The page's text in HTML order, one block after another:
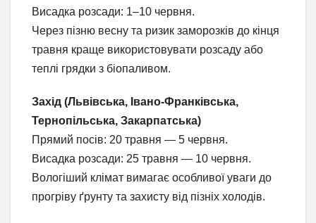
Висадка розсади: 1–10 червня.
Через пізню весну та ризик заморозків до кінця
травня краще використовувати розсаду або
теплі грядки з біопаливом.
Захід (Львівська, Івано-Франківська,
Тернопільська, Закарпатська)
Прямий посів: 20 травня — 5 червня.
Висадка розсади: 25 травня — 10 червня.
Вологіший клімат вимагає особливої уваги до
прогріву ґрунту та захисту від пізніх холодів.